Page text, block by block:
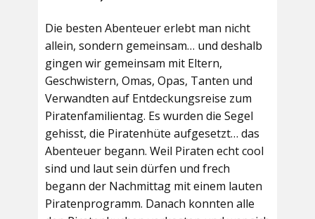
Die besten Abenteuer erlebt man nicht
allein, sondern gemeinsam… und deshalb
gingen wir gemeinsam mit Eltern,
Geschwistern, Omas, Opas, Tanten und
Verwandten auf Entdeckungsreise zum
Piratenfamilientag. Es wurden die Segel
gehisst, die Piratenhüte aufgesetzt… das
Abenteuer begann. Weil Piraten echt cool
sind und laut sein dürfen und frech
begann der Nachmittag mit einem lauten
Piratenprogramm. Danach konnten alle